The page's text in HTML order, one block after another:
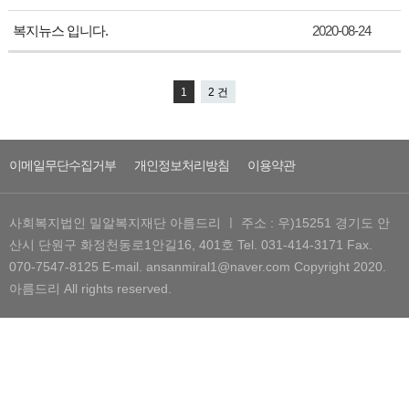
복지뉴스 입니다. 2020-08-24
1 2 건
이메일무단수집거부 개인정보처리방침 이용약관
사회복지법인 밀알복지재단 아름드리 ㅣ 주소 : 우)15251 경기도 안
산시 단원구 화정천동로1안길16, 401호 Tel. 031-414-3171 Fax.
070-7547-8125 E-mail. ansanmiral1@naver.com Copyright 2020.
아름드리 All rights reserved.